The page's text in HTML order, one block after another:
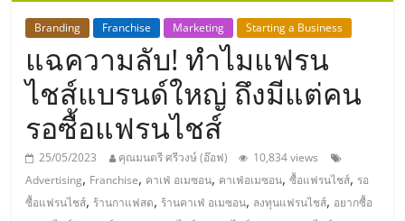
ธุรกิจ
เอ
ส
เอ็
Branding Franchise Marketing Starting a Business
แฉความลับ! ทำไมแฟรน
ไชส์แบรนด์ใหญ่ ถึงมีแต่คน
รอซื้อแฟรนไชส์
25/05/2023 คุณมนตรี ศรีวงษ์ (อ๊อฟ)
10,834 views
Advertising, Franchise, คาเฟ่ อเมซอน, คาเฟ่อเมซอน,ซื้อแฟรนไชส์, รอ
ซื้อแฟรนไชส์, ร้านกาแฟสด, ร้านคาเฟ่ อเมซอน, ลงทุนแฟรนไชส์, อยากซื้อ